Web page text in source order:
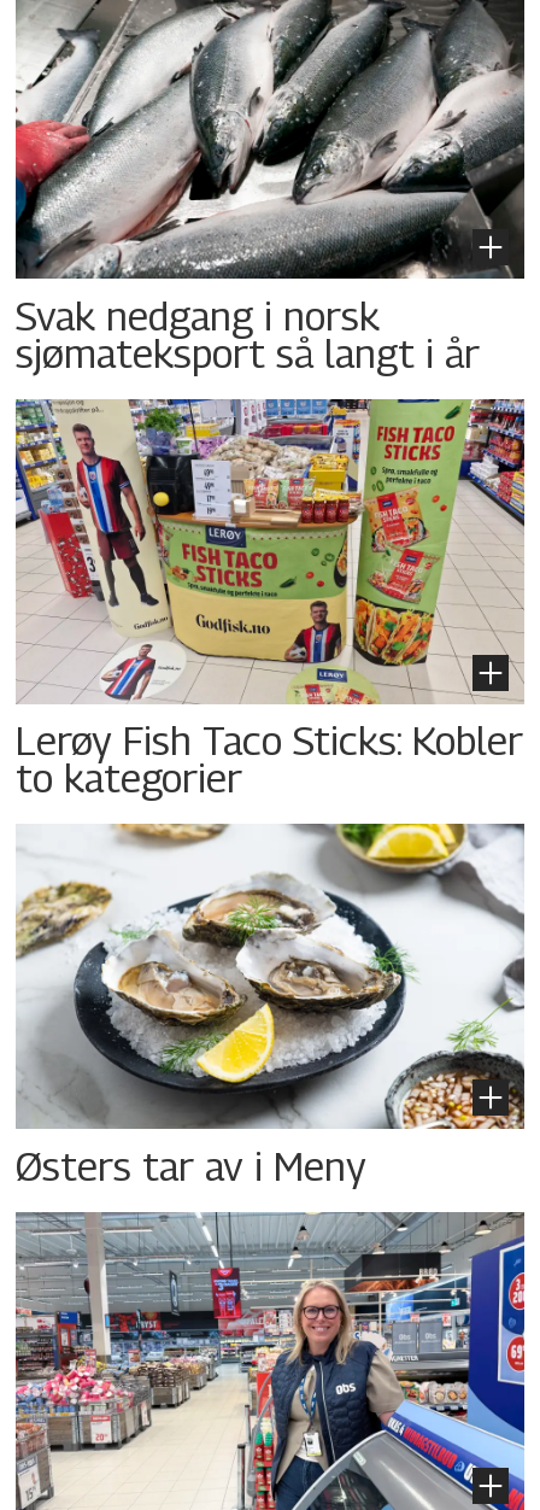
Svak nedgang i norsk
sjømateksport så langt i år
Lerøy Fish Taco Sticks: Kobler
to kategorier
Østers tar av i Meny